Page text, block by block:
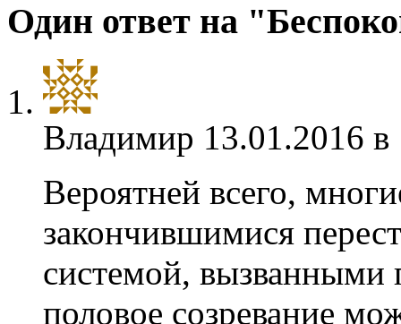
Один ответ на
Владимир 13.01.2016
Вероятней всего,
закончившимися
системой, вызванными
половое созревание